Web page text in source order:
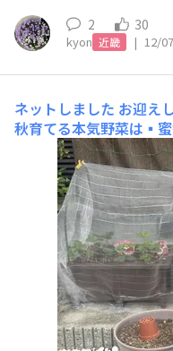
2 30
kyon 近畿 | 12/07
ネットしました お迎え
秋育てる本気野菜は▪︎
リー赤 ▪︎おばんざいケ
は昨年モニターで育て
いケールも毎回リピす
生と蜜香は初挑戦(あ